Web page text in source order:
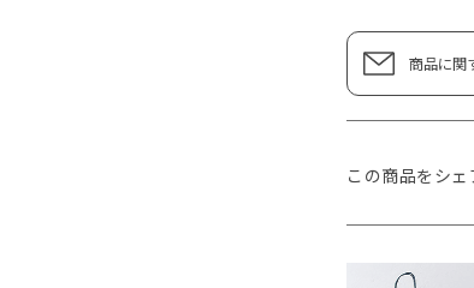
商品に関
この商品をシェ